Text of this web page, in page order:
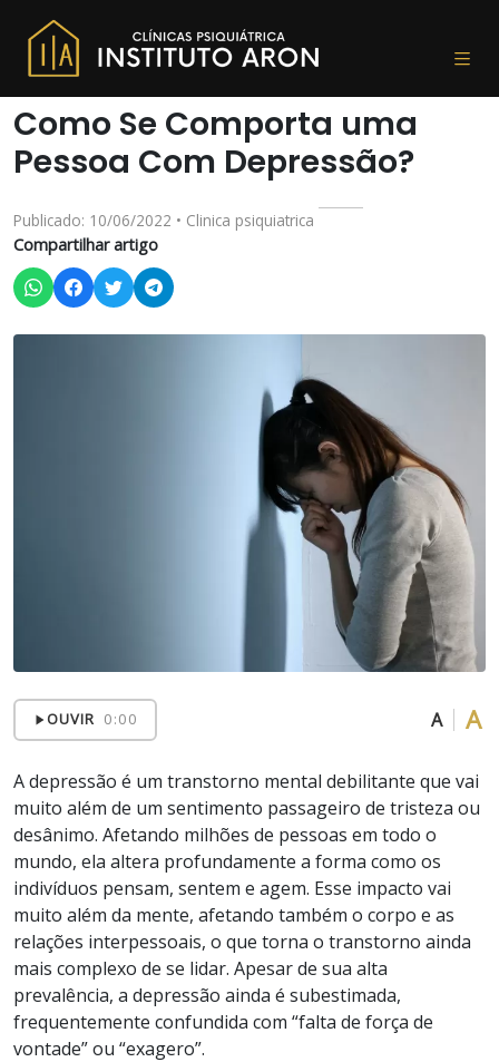
Como Se Comporta uma
Pessoa Com Depressão?
Publicado: 10/06/2022 • Clinica psiquiatrica
Compartilhar artigo
OUVIR 0:00 A A
A depressão é um transtorno mental debilitante que vai
muito além de um sentimento passageiro de tristeza ou
desânimo. Afetando milhões de pessoas em todo o
mundo, ela altera profundamente a forma como os
indivíduos pensam, sentem e agem. Esse impacto vai
muito além da mente, afetando também o corpo e as
relações interpessoais, o que torna o transtorno ainda
mais complexo de se lidar. Apesar de sua alta
prevalência, a depressão ainda é subestimada,
frequentemente confundida com “falta de força de
vontade” ou “exagero”.